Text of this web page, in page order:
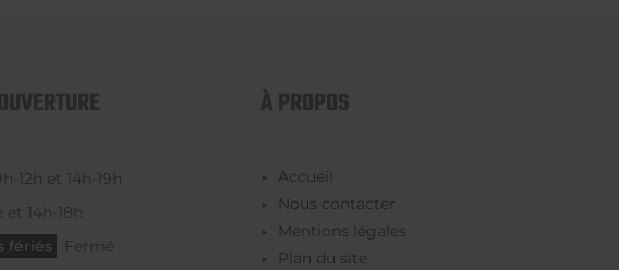
12h et 14h-19h
et 14h-18h
fériés
Fermé
À PROPOS
Accueil
Nous contacter
Mentions légales
Plan du site